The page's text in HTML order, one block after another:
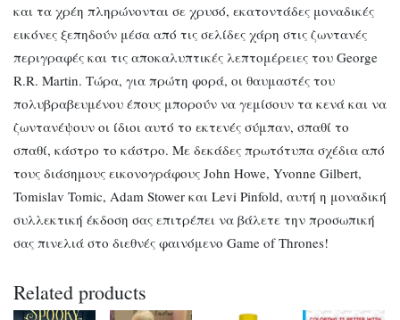
και τα χρέη πληρώνονται σε χρυσό, εκατοντάδες μοναδικές
εικόνες ξεπηδούν μέσα από τις σελίδες χάρη στις ζωντανές
περιγραφές και τις αποκαλυπτικές λεπτομέρειες του George
R.R. Martin. Τώρα, για πρώτη φορά, οι θαυμαστές του
πολυβραβευμένου έπους μπορούν να γεμίσουν τα κενά και να
ζωντανέψουν οι ίδιοι αυτό το εκτενές σύμπαν, σπαθί το
σπαθί, κάστρο το κάστρο. Με δεκάδες πρωτότυπα σχέδια από
τους διάσημους εικονογράφους John Howe, Yvonne Gilbert,
Tomislav Tomic, Adam Stower και Levi Pinfold, αυτή η μοναδική
συλλεκτική έκδοση σας επιτρέπει να βάλετε την προσωπική
σας πινελιά στο διεθνές φαινόμενο Game of Thrones!
Related products